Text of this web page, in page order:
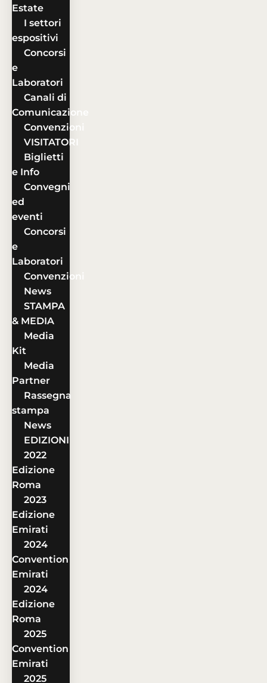
Estate
I settori
espositivi
Concorsi
e
Laboratori
Canali di
Comunicazione
Convenzioni
VISITATORI
Biglietti
e Info
Convegni
ed
eventi
Concorsi
e
Laboratori
Convenzioni
News
STAMPA
& MEDIA
Media
Kit
Media
Partner
Rassegna
stampa
News
EDIZIONI
2022
Edizione
Roma
2023
Edizione
Emirati
2024
Convention
Emirati
2024
Edizione
Roma
2025
Convention
Emirati
2025